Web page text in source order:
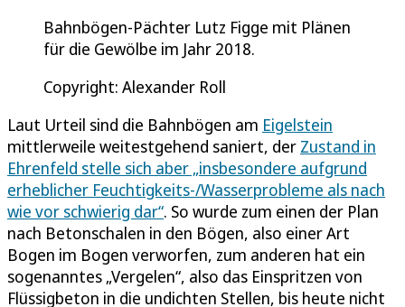
Bahnbögen-Pächter Lutz Figge mit Plänen
für die Gewölbe im Jahr 2018.
Copyright: Alexander Roll
Laut Urteil sind die Bahnbögen am Eigelstein
mittlerweile weitestgehend saniert, der Zustand in
Ehrenfeld stelle sich aber „insbesondere aufgrund
erheblicher Feuchtigkeits-/Wasserprobleme als nach
wie vor schwierig dar“. So wurde zum einen der Plan
nach Betonschalen in den Bögen, also einer Art
Bogen im Bogen verworfen, zum anderen hat ein
sogenanntes „Vergelen“, also das Einspritzen von
Flüssigbeton in die undichten Stellen, bis heute nicht